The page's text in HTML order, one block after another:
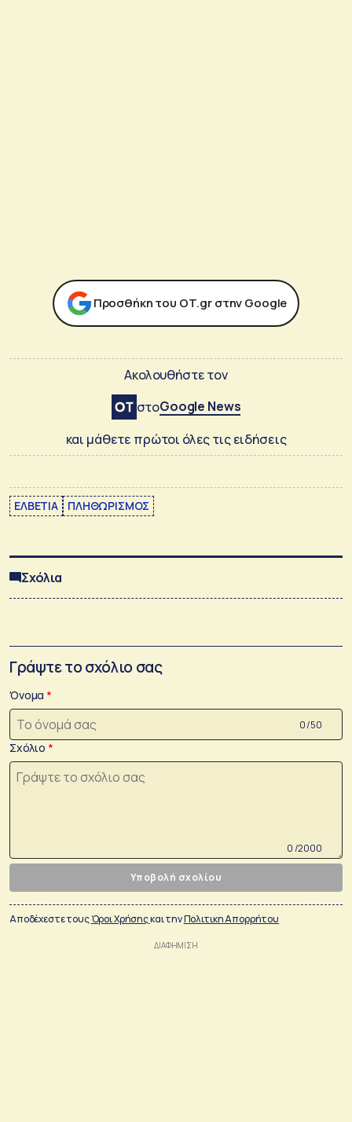
Προσθήκη του ΟΤ.gr στην Google
Ακολουθήστε τον
στοGoogle News
και μάθετε πρώτοι όλες τις ειδήσεις
ΕΛΒΕΤΙΑ ΠΛΗΘΩΡΙΣΜΟΣ
Σχόλια
Γράψτε το σχόλιο σας
Όνομα
0 /50
Σχόλιο
0 /2000
Υποβολή σχολίου
Αποδέχεστε τουςΌροι Χρήσηςκαι τηνΠολιτικη Απορρήτου